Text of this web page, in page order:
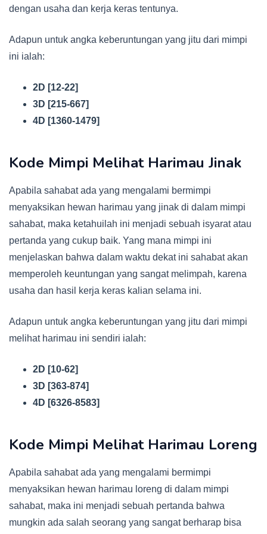
dengan usaha dan kerja keras tentunya.
Adapun untuk angka keberuntungan yang jitu dari mimpi
ini ialah:
2D [12-22]
3D [215-667]
4D [1360-1479]
Kode Mimpi Melihat Harimau Jinak
Apabila sahabat ada yang mengalami bermimpi
menyaksikan hewan harimau yang jinak di dalam mimpi
sahabat, maka ketahuilah ini menjadi sebuah isyarat atau
pertanda yang cukup baik. Yang mana mimpi ini
menjelaskan bahwa dalam waktu dekat ini sahabat akan
memperoleh keuntungan yang sangat melimpah, karena
usaha dan hasil kerja keras kalian selama ini.
Adapun untuk angka keberuntungan yang jitu dari mimpi
melihat harimau ini sendiri ialah:
2D [10-62]
3D [363-874]
4D [6326-8583]
Kode Mimpi Melihat Harimau Loreng
Apabila sahabat ada yang mengalami bermimpi
menyaksikan hewan harimau loreng di dalam mimpi
sahabat, maka ini menjadi sebuah pertanda bahwa
mungkin ada salah seorang yang sangat berharap bisa